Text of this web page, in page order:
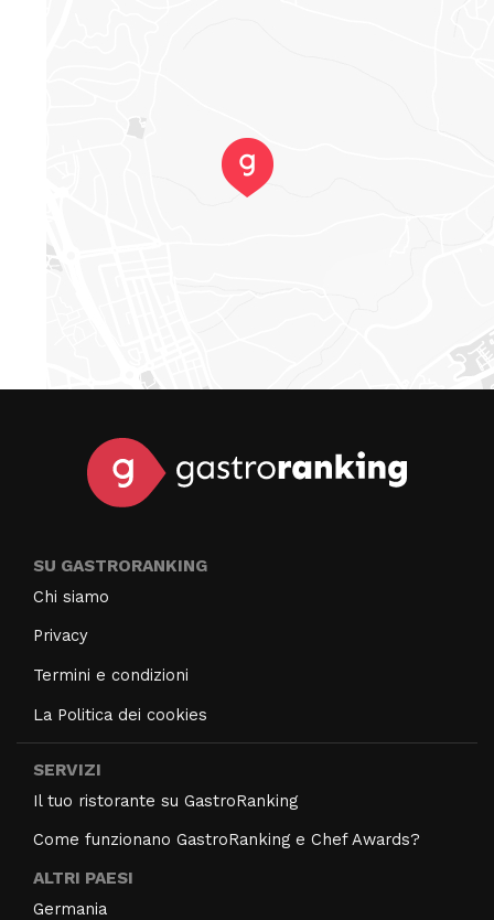
SU GASTRORANKING
Chi siamo
Privacy
Termini e condizioni
La Politica dei cookies
SERVIZI
Il tuo ristorante su GastroRanking
Come funzionano GastroRanking e Chef Awards?
ALTRI PAESI
Germania